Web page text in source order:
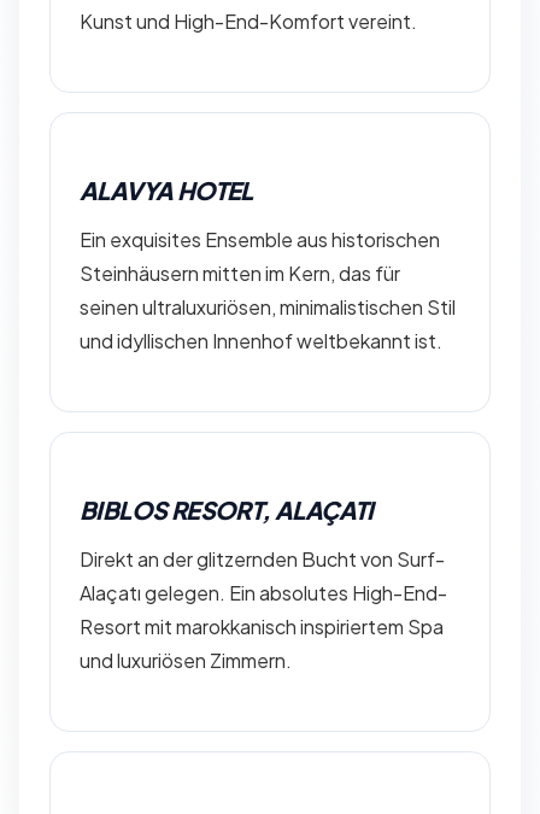
Kunst und High-End-Komfort vereint.
ALAVYA HOTEL
Ein exquisites Ensemble aus historischen
Steinhäusern mitten im Kern, das für
seinen ultraluxuriösen, minimalistischen Stil
und idyllischen Innenhof weltbekannt ist.
BIBLOS RESORT, ALAÇATI
Direkt an der glitzernden Bucht von Surf-
Alaçatı gelegen. Ein absolutes High-End-
Resort mit marokkanisch inspiriertem Spa
und luxuriösen Zimmern.